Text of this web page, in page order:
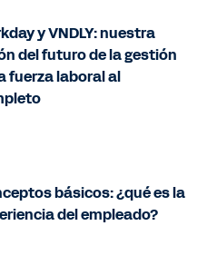
y VNDLY: nuestra
del futuro de la gestión
fuerza laboral al
básicos: ¿qué es la
del empleado?